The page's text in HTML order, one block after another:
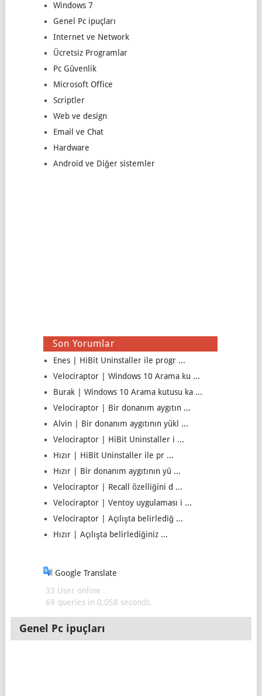
Windows 7
Genel Pc ipuçları
Internet ve Network
Ücretsiz Programlar
Pc Güvenlik
Microsoft Office
Scriptler
Web ve design
Email ve Chat
Hardware
Android ve Diğer sistemler
Son Yorumlar
Enes | HiBit Uninstaller ile progr ...
Velociraptor | Windows 10 Arama ku ...
Burak | Windows 10 Arama kutusu ka ...
Velociraptor | Bir donanım aygıtın ...
Alvin | Bir donanım aygıtının yükl ...
Velociraptor | HiBit Uninstaller i ...
Hızır | HiBit Uninstaller ile pr ...
Hızır | Bir donanım aygıtının yü ...
Velociraptor | Recall özelliğini d ...
Velociraptor | Ventoy uygulaması i ...
Velociraptor | Açılışta belirlediğ ...
Hızır | Açılışta belirlediğiniz ...
Google Translate
33 User online
69 queries in 0,058 seconds.
Genel Pc ipuçları